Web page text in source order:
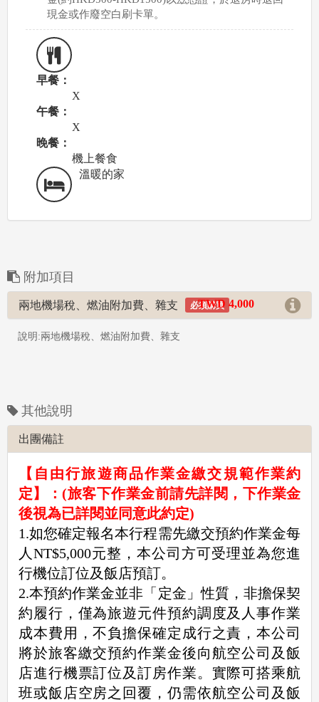
現金或作廢空白刷卡單。
早餐：
X
午餐：
X
晚餐：
機上餐食
溫暖的家
附加項目
兩地機場稅、燃油附加費、雜支 必須購買
TWD 4,000
說明:兩地機場稅、燃油附加費、雜支
其他說明
出團備註
【自由行旅遊商品作業金繳交規範作業約
定】：(旅客下作業金前請先詳閱，下作業金
後視為已詳閱並同意此約定)
1.如您確定報名本行程需先繳交預約作業金每
人NT$5,000元整，本公司方可受理並為您進
行機位訂位及飯店預訂。
2.本預約作業金並非「定金」性質，非擔保契
約履行，僅為旅遊元件預約調度及人事作業
成本費用，不負擔保確定成行之責，本公司
將於旅客繳交預約作業金後向航空公司及飯
店進行機票訂位及訂房作業。實際可搭乘航
班或飯店空房之回覆，仍需依航空公司及飯